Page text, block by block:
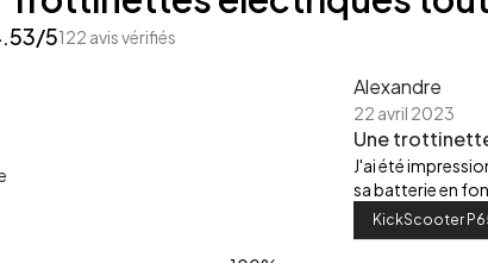
/5122 avis vérifiés
Alexandre
22 avril 2023
Une
J'ai été
sa batterie en
KickScooter